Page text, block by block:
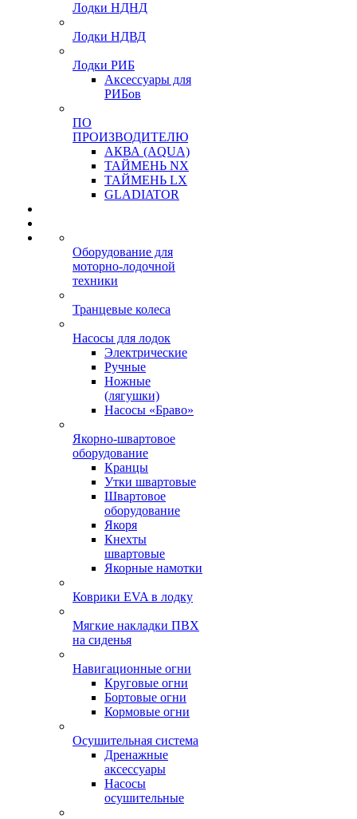
Лодки НДНД
Лодки НДВД
Лодки РИБ
Аксессуары для
РИБов
ПО
ПРОИЗВОДИТЕЛЮ
АКВА (AQUA)
ТАЙМЕНЬ NX
ТАЙМЕНЬ LX
GLADIATOR
Оборудование для
моторно-лодочной
техники
Транцевые колеса
Насосы для лодок
Электрические
Ручные
Ножные
(лягушки)
Насосы «Браво»
Якорно-швартовое
оборудование
Кранцы
Утки швартовые
Швартовое
оборудование
Якоря
Кнехты
швартовые
Якорные намотки
Коврики EVA в лодку
Мягкие накладки ПВХ
на сиденья
Навигационные огни
Круговые огни
Бортовые огни
Кормовые огни
Осушительная система
Дренажные
аксессуары
Насосы
осушительные